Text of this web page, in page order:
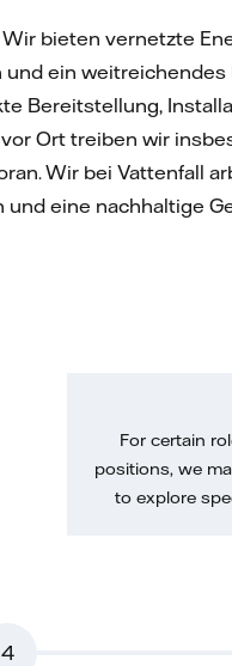
bieten vernetzte
ein
Bereitstellung,
Ort treiben wir
Wir bei Vattenfall
eine nachhaltige
4
For certain
positions, we
to explore